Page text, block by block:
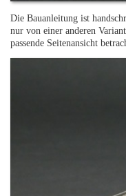
Die Bauanleitung ist
nur von einer anderen
passende Seitenansicht